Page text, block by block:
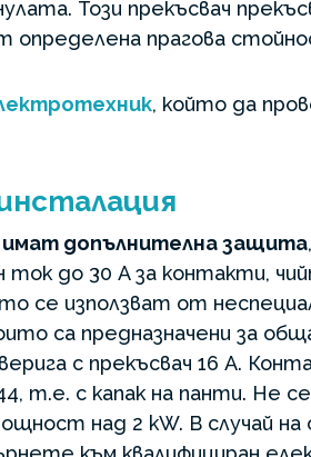
Този прекъсвач
определена прагова
, който да
допълнителна защита
до 30 A за контакти,
се използват от
са предназначени за
с прекъсвач 16 A.
т.е. с капак на панти. Не
над 2 kW. В случай